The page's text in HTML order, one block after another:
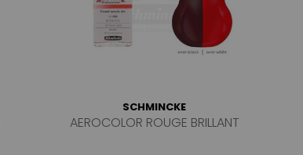
SCHMINCKE
AEROCOLOR ROUGE BRILLANT